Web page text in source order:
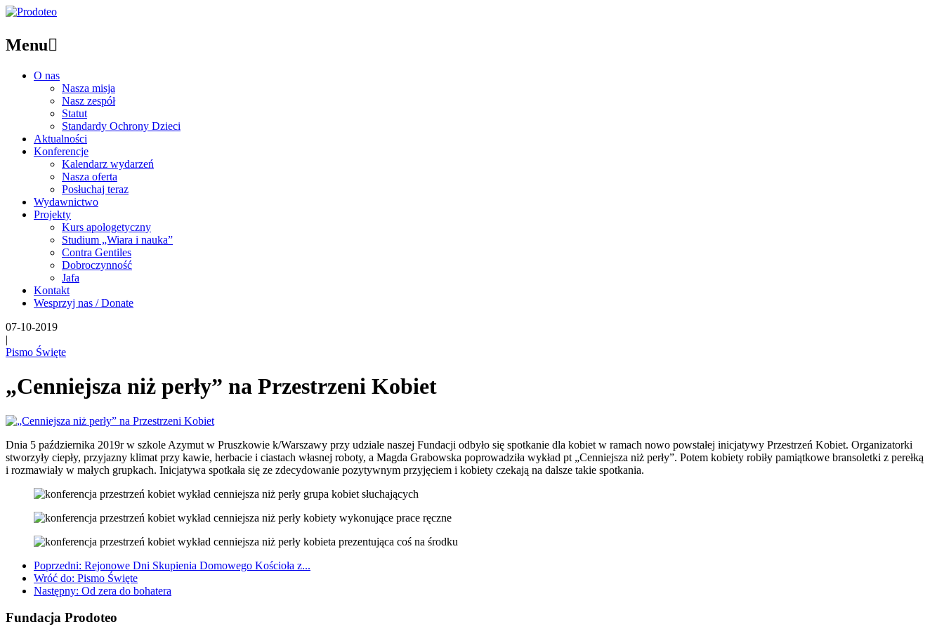
Menu
O nas
Nasza misja
Nasz zespół
Statut
Standardy Ochrony Dzieci
Aktualności
Konferencje
Kalendarz wydarzeń
Nasza oferta
Posłuchaj teraz
Wydawnictwo
Projekty
Kurs apologetyczny
Studium „Wiara i nauka”
Contra Gentiles
Dobroczynność
Jafa
Kontakt
Wesprzyj nas / Donate
07-10-2019
|
Pismo Święte
„Cenniejsza niż perły” na Przestrzeni Kobiet
Dnia 5 października 2019r w szkole Azymut w Pruszkowie k/Warszawy przy udziale naszej Fundacji odbyło się spotkanie dla kobiet w ramach nowo powstałej inicjatywy Przestrzeń Kobiet. Organizatorki
stworzyły ciepły, przyjazny klimat przy kawie, herbacie i ciastach własnej roboty, a Magda Grabowska poprowadziła wykład pt „Cenniejsza niż perły”. Potem kobiety robiły pamiątkowe bransoletki z perełką
i rozmawiały w małych grupkach. Inicjatywa spotkała się ze zdecydowanie pozytywnym przyjęciem i kobiety czekają na dalsze takie spotkania.
Poprzedni: Rejonowe Dni Skupienia Domowego Kościoła z...
Wróć do: Pismo Święte
Następny: Od zera do bohatera
Fundacja Prodoteo